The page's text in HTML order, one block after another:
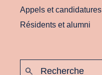
Appels et candidatures
Résidents et alumni